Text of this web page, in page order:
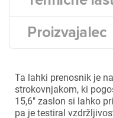
Proizvajalec
Ta lahki prenosnik je
strokovnjakom, ki
15,6" zaslon si lahko
pa je testiral